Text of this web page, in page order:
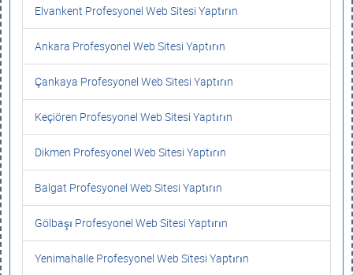
Elvankent Profesyonel Web Sitesi Yaptırın
Ankara Profesyonel Web Sitesi Yaptırın
Çankaya Profesyonel Web Sitesi Yaptırın
Keçiören Profesyonel Web Sitesi Yaptırın
Dikmen Profesyonel Web Sitesi Yaptırın
Balgat Profesyonel Web Sitesi Yaptırın
Gölbaşı Profesyonel Web Sitesi Yaptırın
Yenimahalle Profesyonel Web Sitesi Yaptırın